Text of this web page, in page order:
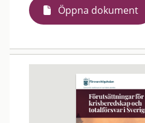
Öppna dokument